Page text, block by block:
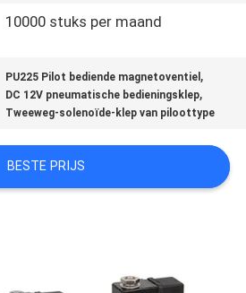
10000 stuks per maand
PU225 Pilot bediende magnetoventiel ,
DC 12V pneumatische bedieningsklep,
Tweeweg-solenoïde-klep van piloottype
BESTE PRIJS